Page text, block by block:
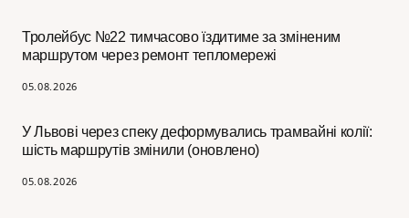
Тролейбус №22 тимчасово їздитиме за зміненим
маршрутом через ремонт тепломережі
05.08.2026
У Львові через спеку деформувались трамвайні колії:
шість маршрутів змінили (оновлено)
05.08.2026